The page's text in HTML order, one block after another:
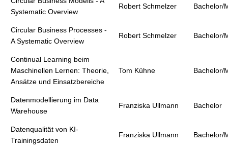
Systematic Overview
Robert Schmelzer Bachelor/
Circular Business Processes -
A Systematic Overview
Robert Schmelzer Bachelor/
Continual Learning beim
Maschinellen Lernen: Theorie,
Ansätze und Einsatzbereiche
Tom Kühne Bachelor/
Datenmodellierung im Data
Warehouse
Franziska Ullmann Bachelor
Datenqualität von KI-
Trainingsdaten
Franziska Ullmann Bachelor/